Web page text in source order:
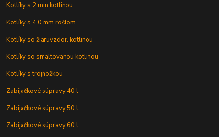
Kotlíky s 2 mm kotlinou
Kotlíky s 4,0 mm roštom
Kotlíky so žiaruvzdor. kotlinou
Kotlíky so smaltovanou kotlinou
Kotlíky s trojnožkou
Zabijačkové súpravy 40 l
Zabijačkové súpravy 50 l
Zabijačkové súpravy 60 l